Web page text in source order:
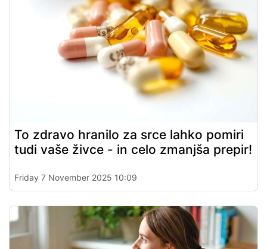
To zdravo hranilo za srce lahko pomiri
tudi vaše živce - in celo zmanjša prepir!
Friday 7 November 2025 10:09